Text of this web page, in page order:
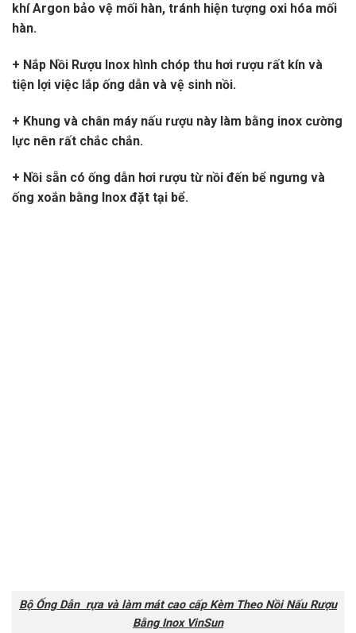
khí Argon bảo vệ mối hàn, tránh hiện tượng oxi hóa mối
hàn.
+ Nắp Nồi Rượu Inox hình chóp thu hơi rượu rất kín và
tiện lợi việc lắp ống dẫn và vệ sinh nồi.
+ Khung và chân máy nấu rượu này làm bằng inox cường
lực nên rất chắc chắn.
+ Nồi sẵn có ống dẫn hơi rượu từ nồi đến bể ngưng và
ống xoắn bằng Inox đặt tại bể.
Bộ Ống Dẫn rựa và làm mát cao cấp Kèm Theo Nồi Nấu Rượu
Bằng Inox VinSun